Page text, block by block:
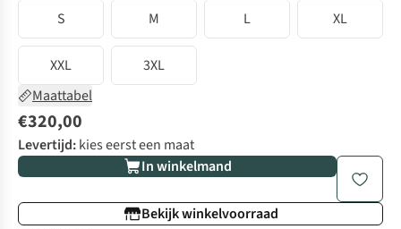
S
M L XL
XXL
3XL
Maattabel
€320,00
Levertijd:kies eerst een maat
In winkelmand
Bekijk winkelvoorraad